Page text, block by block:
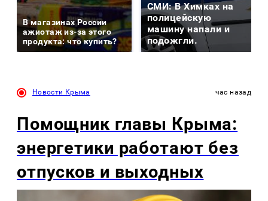
В магазинах России
ажиотаж из-за этого
продукта: что купить?
СМИ: В Химках на
полицейскую
машину напали и
подожгли.
Новости Крыма час назад
Помощник главы Крыма:
энергетики работают без
отпусков и выходных